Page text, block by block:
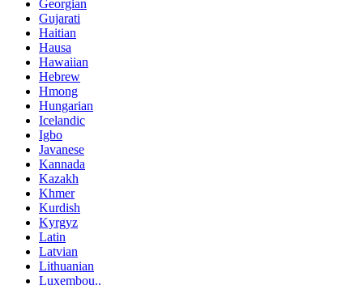
Georgian
Gujarati
Haitian
Hausa
Hawaiian
Hebrew
Hmong
Hungarian
Icelandic
Igbo
Javanese
Kannada
Kazakh
Khmer
Kurdish
Kyrgyz
Latin
Latvian
Lithuanian
Luxembou..